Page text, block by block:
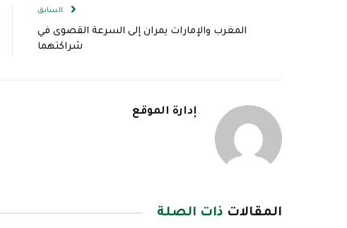
السابق
المغرب والإمارات يمران إلى السرعة القصوى في
شراكتهما
إدارة الموقع
المقالات ذات الصلة